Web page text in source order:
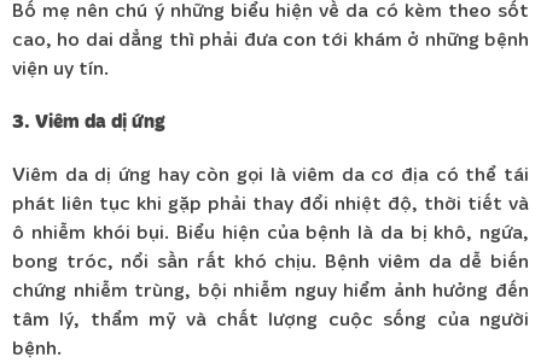
Bố mẹ nên chú ý những biểu hiện về da có kèm theo sốt
cao, ho dai dẳng thì phải đưa con tới khám ở những bệnh
viện uy tín.
3. Viêm da dị ứng
Viêm da dị ứng hay còn gọi là viêm da cơ địa có thể tái
phát liên tục khi gặp phải thay đổi nhiệt độ, thời tiết và
ô nhiễm khói bụi. Biểu hiện của bệnh là da bị khô, ngứa,
bong tróc, nổi sần rất khó chịu. Bệnh viêm da dễ biến
chứng nhiễm trùng, bội nhiễm nguy hiểm ảnh hưởng đến
tâm lý, thẩm mỹ và chất lượng cuộc sống của người
bệnh.